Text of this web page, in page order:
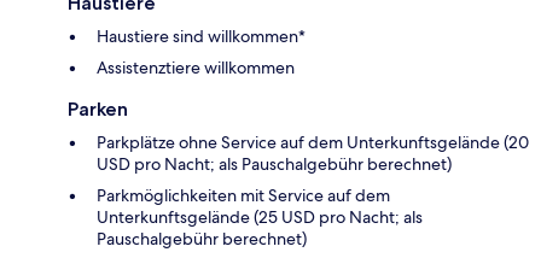
Haustiere sind willkommen*
Assistenztiere willkommen
Parken
Parkplätze ohne Service auf dem Unterkunftsgelände (20
USD pro Nacht; als Pauschalgebühr berechnet)
Parkmöglichkeiten mit Service auf dem
Unterkunftsgelände (25 USD pro Nacht; als
Pauschalgebühr berechnet)